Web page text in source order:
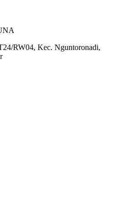
RW04, Kec. Nguntoronadi,